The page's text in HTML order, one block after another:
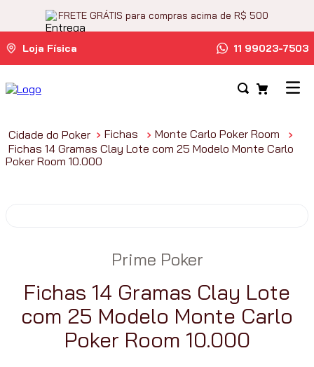
FRETE GRÁTIS para compras acima de R$ 500
Loja Física 11 99023-7503
Fichas
Monte Carlo Poker Room
Fichas 14 Gramas Clay Lote com 25 Modelo Monte Carlo
Poker Room 10.000
Prime Poker
Fichas 14 Gramas Clay Lote
com 25 Modelo Monte Carlo
Poker Room 10.000